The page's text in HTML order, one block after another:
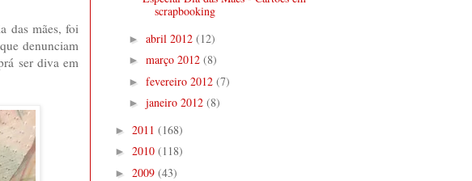
das mães, foi
denunciam
ser diva em
scrapbooking
► abril 2012 (12)
► março 2012 (8)
► fevereiro 2012 (7)
► janeiro 2012 (8)
► 2011 (168)
► 2010 (118)
► 2009 (43)